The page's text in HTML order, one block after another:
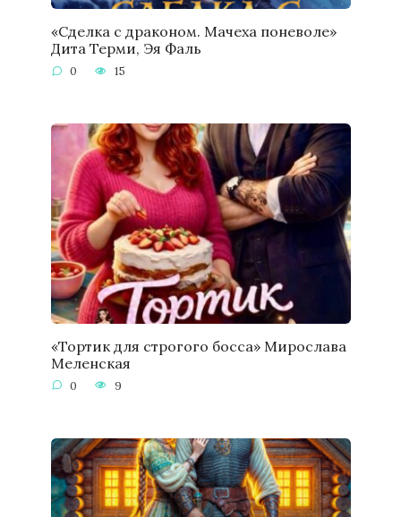
«Сделка с драконом. Мачеха поневоле»
Дита Терми, Эя Фаль
0 15
«Тортик для строгого босса» Мирослава
Меленская
0 9